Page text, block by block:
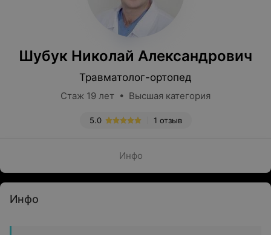
Шубук Николай Александрович
Травматолог-ортопед
Стаж 19 лет • Высшая категория
1 отзыв
5.0
Инфо
Инфо